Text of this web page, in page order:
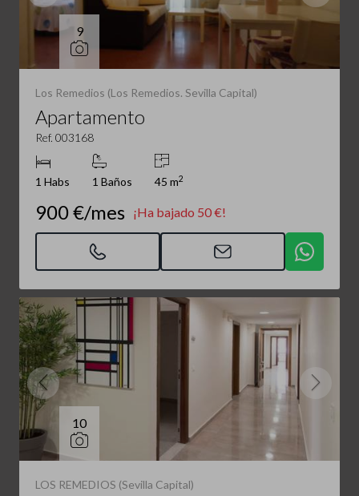
9
Los Remedios (Los Remedios. Sevilla Capital)
Apartamento
Ref. 003168
1 Habs 1 Baños 45 m2
900 €/mes ¡Ha bajado 50 €!
10
LOS REMEDIOS (Sevilla Capital)